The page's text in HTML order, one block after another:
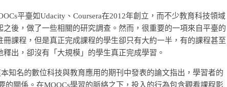
平臺如Udacity、Coursera在2012年創立，而不少教育科技領域
後，做了一些相關的研究調查。然而，很重要的一項來自平臺的
課程，但是真正完成課程的學生卻只有大約一半，有的課程甚至
出，卻沒有「大規模」的學生真正完成學習。
知名的數位科技與教育應用的期刊中發表的論文指出，學習者的
的關係。在MOOCs學習的脈絡之下，投入的行為包含觀看課程影